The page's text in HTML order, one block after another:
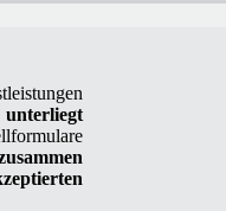
unterliegt